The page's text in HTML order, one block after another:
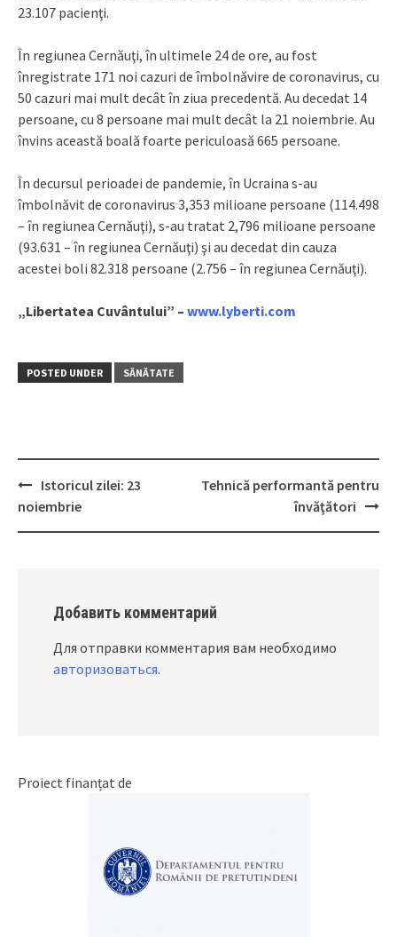
23.107 pacienţi.
În regiunea Cernăuţi, în ultimele 24 de ore, au fost
înregistrate 171 noi cazuri de îmbolnăvire de coronavirus, cu
50 cazuri mai mult decât în ziua precedentă. Au decedat 14
persoane, cu 8 persoane mai mult decât la 21 noiembrie. Au
învins această boală foarte periculoasă 665 persoane.
În decursul perioadei de pandemie, în Ucraina s-au
îmbolnăvit de coronavirus 3,353 milioane persoane (114.498
– în regiunea Cernăuţi), s-au tratat 2,796 milioane persoane
(93.631 – în regiunea Cernăuţi) şi au decedat din cauza
acestei boli 82.318 persoane (2.756 – în regiunea Cernăuţi).
„Libertatea Cuvântului” – www.lyberti.com
POSTED UNDER SĂNĂTATE
Post
navigation
Istoricul zilei: 23
noiembrie
Tehnică performantă pentru
învăţători
Добавить комментарий
Для отправки комментария вам необходимо
авторизоваться.
Proiect finanțat de